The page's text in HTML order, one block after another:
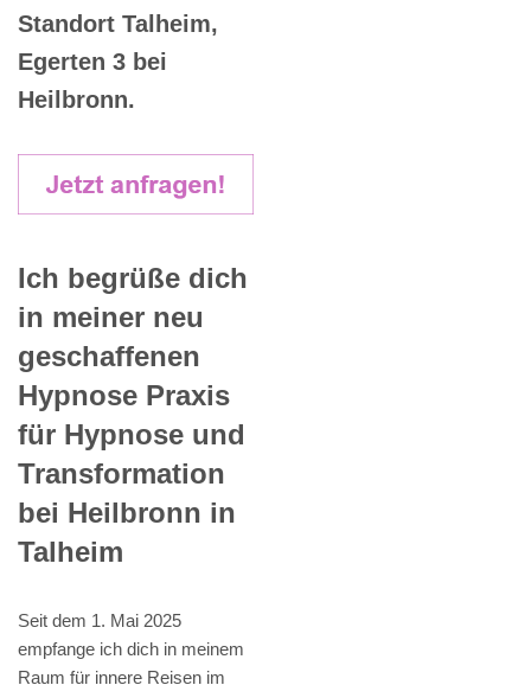
Standort Talheim,
Egerten 3 bei
Heilbronn.
Ich begrüße dich
in meiner neu
geschaffenen
Hypnose Praxis
für Hypnose und
Transformation
bei Heilbronn in
Talheim
Seit dem 1. Mai 2025
empfange ich dich in meinem
Raum für innere Reisen im